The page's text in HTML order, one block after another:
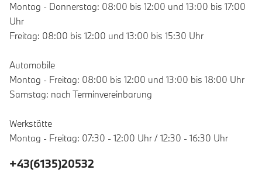
Montag - Donnerstag: 08:00 bis 12:00 und 13:00 bis 17:00
Uhr
Freitag: 08:00 bis 12:00 und 13:00 bis 15:30 Uhr
Automobile
Montag - Freitag: 08:00 bis 12:00 und 13:00 bis 18:00 Uhr
Samstag: nach Terminvereinbarung
Werkstätte
Montag - Freitag: 07:30 - 12:00 Uhr / 12:30 - 16:30 Uhr
+43(6135)20532